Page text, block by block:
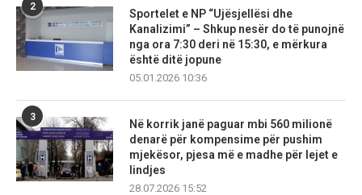
2
Sportelet e NP “Ujësjellësi dhe
Kanalizimi” – Shkup nesër do të punojnë
nga ora 7:30 deri në 15:30, e mërkura
është ditë jopune
05.01.2026 10:36
3
Në korrik janë paguar mbi 560 milionë
denarë për kompensime për pushim
mjekësor, pjesa më e madhe për lejet e
lindjes
28.07.2026 15:52